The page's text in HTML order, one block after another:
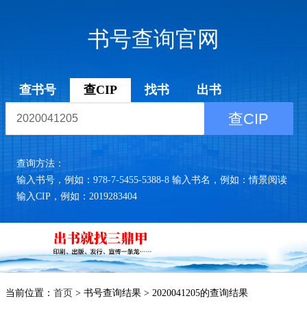
书号查询官网
查书号 查CIP 找书 出书
查CIP
查询方法：
输入书号，例如：978-7-5455-5388-8 输入书名，例如：情景阅读
输入CIP，例如：2019283404
当前位置： 首页 > 书号查询结果 > 2020041205的查询结果